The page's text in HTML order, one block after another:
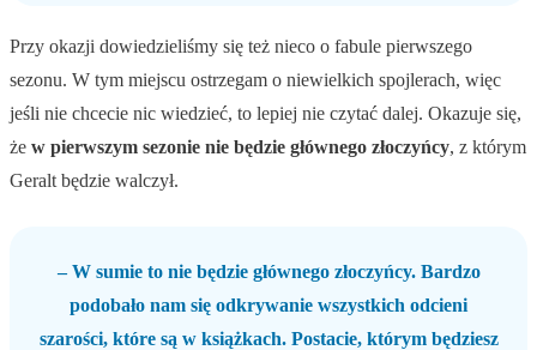
Przy okazji dowiedzieliśmy się też nieco o fabule pierwszego
sezonu. W tym miejscu ostrzegam o niewielkich spojlerach, więc
jeśli nie chcecie nic wiedzieć, to lepiej nie czytać dalej. Okazuje się,
że w pierwszym sezonie nie będzie głównego złoczyńcy, z którym
Geralt będzie walczył.
– W sumie to nie będzie głównego złoczyńcy. Bardzo
podobało nam się odkrywanie wszystkich odcieni
szarości, które są w książkach. Postacie, którym będziesz